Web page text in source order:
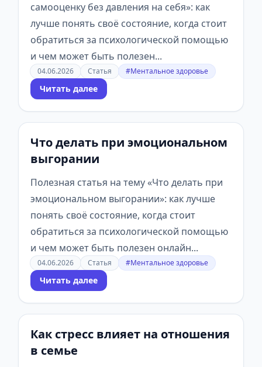
самооценку без давления на себя»: как
лучше понять своё состояние, когда стоит
обратиться за психологической помощью
и чем может быть полезен...
04.06.2026 Статья #Ментальное здоровье
Читать далее
Что делать при эмоциональном
выгорании
Полезная статья на тему «Что делать при
эмоциональном выгорании»: как лучше
понять своё состояние, когда стоит
обратиться за психологической помощью
и чем может быть полезен онлайн...
04.06.2026 Статья #Ментальное здоровье
Читать далее
Как стресс влияет на отношения
в семье